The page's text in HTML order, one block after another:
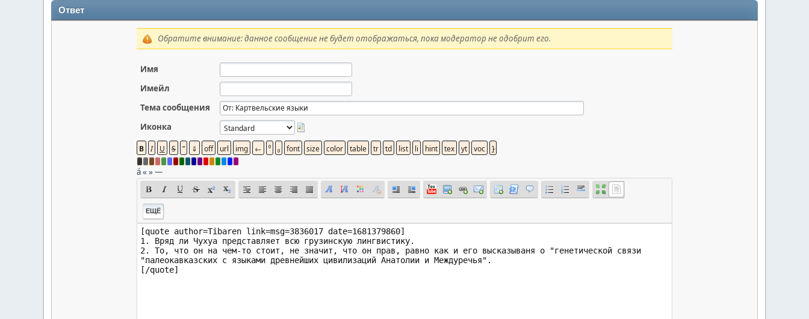
Ответ
Обратите внимание: данное сообщение не будет отображаться, пока модератор не одобрит его.
Имя
Имейл
Тема сообщения
Иконка
á« »—
ЕЩЁ